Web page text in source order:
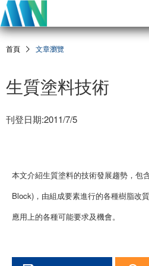
首頁 文章瀏覽
生質塗料技術
刊登日期:2011/7/5
本文介紹生質塗料的技術發展趨勢，包
Block)，由組成要素進行的各種樹脂改
應用上的各種可能要求及機會。